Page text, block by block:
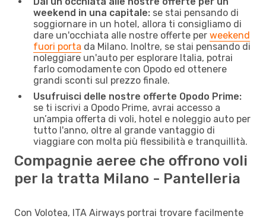
weekend in una capitale: se stai pensando di
soggiornare in un hotel, allora ti consigliamo di
dare un'occhiata alle nostre offerte per weekend
fuori porta da Milano. Inoltre, se stai pensando di
noleggiare un'auto per esplorare Italia, potrai
farlo comodamente con Opodo ed ottenere
grandi sconti sul prezzo finale.
Usufruisci delle nostre offerte Opodo Prime:
se ti iscrivi a Opodo Prime, avrai accesso a
un’ampia offerta di voli, hotel e noleggio auto per
tutto l'anno, oltre al grande vantaggio di
viaggiare con molta più flessibilità e tranquillità.
Compagnie aeree che offrono voli
per la tratta Milano - Pantelleria
Con Volotea, ITA Airways portrai trovare facilmente